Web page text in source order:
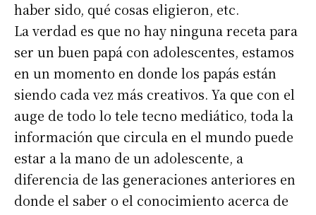
haber sido, qué cosas eligieron, etc.
La verdad es que no hay ninguna receta para
ser un buen papá con adolescentes, estamos
en un momento en donde los papás están
siendo cada vez más creativos. Ya que con el
auge de todo lo tele tecno mediático, toda la
información que circula en el mundo puede
estar a la mano de un adolescente, a
diferencia de las generaciones anteriores en
donde el saber o el conocimiento acerca de